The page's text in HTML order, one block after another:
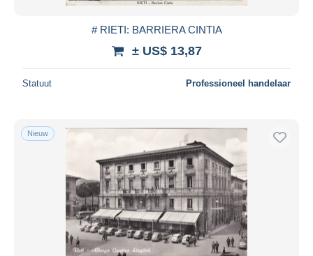
# RIETI: BARRIERA CINTIA
± US$ 13,87
Statuut Professioneel handelaar
Nieuw